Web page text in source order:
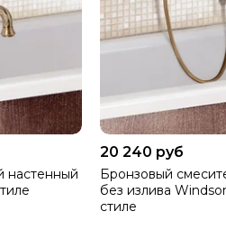
настенный
20 240 руб
Бронзовый
без излива
стиле